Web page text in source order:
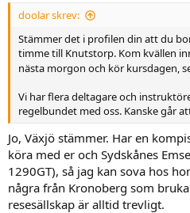
doolar skrev:
Stämmer det i profilen din att du
timme till Knutstorp. Kom kvällen
nästa morgon och kör kursdagen,
Vi har flera deltagare och
regelbundet med oss. Kanske går
Jo, Växjö stämmer. Har en
köra med er och Sydskånes
1290GT), så jag kan sova hos
några från Kronoberg som
resesällskap är alltid trevligt.